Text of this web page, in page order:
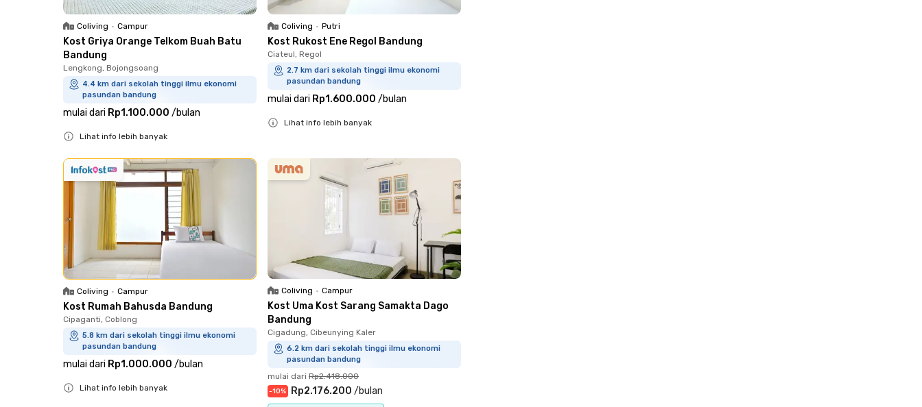
Coliving • Campur
Kost Griya Orange Telkom Buah Batu
Bandung
Lengkong, Bojongsoang
4.4 km dari sekolah tinggi ilmu ekonomi
pasundan bandung
mulai dari Rp1.100.000 /bulan
Lihat info lebih banyak
Coliving • Putri
Kost Rukost Ene Regol Bandung
Ciateul, Regol
2.7 km dari sekolah tinggi ilmu ekonomi
pasundan bandung
mulai dari Rp1.600.000 /bulan
Lihat info lebih banyak
Coliving • Campur
Kost Rumah Bahusda Bandung
Cipaganti, Coblong
5.8 km dari sekolah tinggi ilmu ekonomi
pasundan bandung
mulai dari Rp1.000.000 /bulan
Lihat info lebih banyak
Coliving • Campur
Kost Uma Kost Sarang Samakta Dago
Bandung
Cigadung, Cibeunying Kaler
6.2 km dari sekolah tinggi ilmu ekonomi
pasundan bandung
mulai dari Rp2.418.000
-10% Rp2.176.200 /bulan